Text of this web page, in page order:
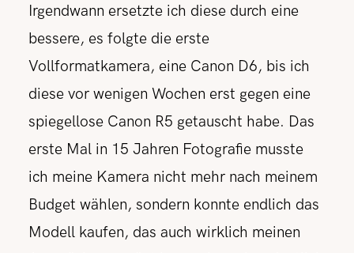
Irgendwann ersetzte ich diese durch eine
bessere, es folgte die erste
Vollformatkamera, eine Canon D6, bis ich
diese vor wenigen Wochen erst gegen eine
spiegellose Canon R5 getauscht habe. Das
erste Mal in 15 Jahren Fotografie musste
ich meine Kamera nicht mehr nach meinem
Budget wählen, sondern konnte endlich das
Modell kaufen, das auch wirklich meinen